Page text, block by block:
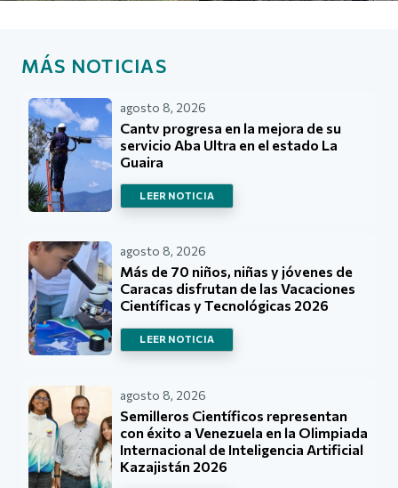
MÁS NOTICIAS
agosto 8, 2026
Cantv progresa en la mejora de su
servicio Aba Ultra en el estado La
Guaira
LEER NOTICIA
agosto 8, 2026
Más de 70 niños, niñas y jóvenes de
Caracas disfrutan de las Vacaciones
Científicas y Tecnológicas 2026
LEER NOTICIA
agosto 8, 2026
Semilleros Científicos representan
con éxito a Venezuela en la Olimpiada
Internacional de Inteligencia Artificial
Kazajistán 2026